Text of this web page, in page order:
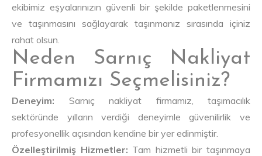
ekibimiz eşyalarınızın güvenli bir şekilde paketlenmesini
ve taşınmasını sağlayarak taşınmanız sırasında içiniz
rahat olsun.
Neden Sarnıç Nakliyat
Firmamızı Seçmelisiniz?
Deneyim: Sarnıç nakliyat firmamız, taşımacılık
sektöründe yılların verdiği deneyimle güvenilirlik ve
profesyonellik açısından kendine bir yer edinmiştir.
Özelleştirilmiş Hizmetler: Tam hizmetli bir taşınmaya